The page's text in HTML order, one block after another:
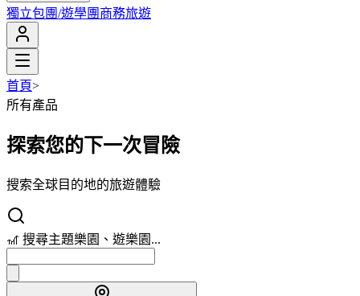
獨立包團/遊學團 商務旅遊
首頁>
所有產品
探索您的下一次冒險
搜索全球目的地的旅遊體驗
🎢 搜尋主題樂園、遊樂園...